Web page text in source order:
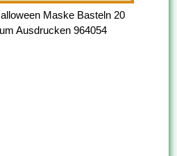
Maske Basteln 20
Ausdrucken 964054